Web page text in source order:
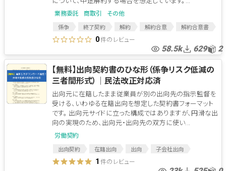
業務委託 商取引 その他
係争 終了契約 解約 解約合意
解約合意書
契約終了
終了合意 民法改正
0件のレビュー
58.5k 629 2
【無料】出向契約書のひな形（係争リスク低減の
三者間形式）│民法改正対応済
出向元に在籍したまま従業員が別の出向先の指示監督を
受ける、いわゆる在籍出向を想定した契約書フォーマット
です。 出向元サイドに立った構成ではありますが、円滑な出
向の実現のため、出向元・出向先の双方に使い...
労働契約
出向契約 在籍出向 出向
子会社出向
出向命令
出向命令書
1 件のレビュー